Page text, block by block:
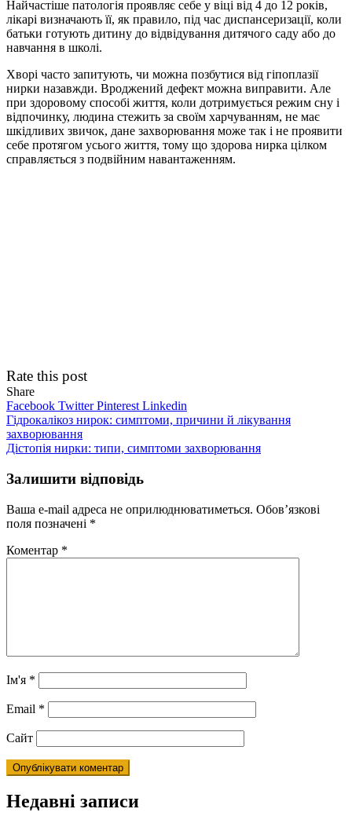
Найчастіше патологія проявляє себе у віці від 4 до 12 років,
лікарі визначають її, як правило, під час диспансеризації, коли
батьки готують дитину до відвідування дитячого саду або до
навчання в школі.
Хворі часто запитують, чи можна позбутися від гіпоплазії
нирки назавжди. Вроджений дефект можна виправити. Але
при здоровому способі життя, коли дотримується режим сну і
відпочинку, людина стежить за своїм харчуванням, не має
шкідливих звичок, дане захворювання може так і не проявити
себе протягом усього життя, тому що здорова нирка цілком
справляється з подвійним навантаженням.
Rate this post
Share
Facebook TwitterPinterest Linkedin
Навігація
записів
Гідрокалікоз нирок: симптоми, причини й лікування
захворювання
Дістопія нирки: типи, симптоми захворювання
Залишити відповідь
Ваша e-mail адреса не оприлюднюватиметься. Обов’язкові
поля позначені *
Коментар *
Ім'я *
Email *
Сайт
Недавні записи